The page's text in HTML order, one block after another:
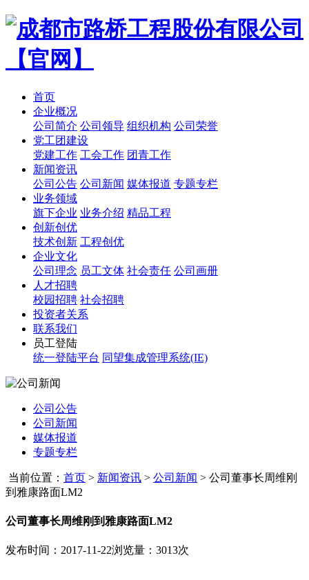
首页
企业概况
公司简介 公司领导 组织机构 公司荣誉
党工团建设
党建工作 工会工作 团青工作
新闻资讯
公司公告 公司新闻 媒体报道 专题专栏
业务领域
旗下企业 业务介绍 精品工程
创新创优
技术创新 工程创优
企业文化
公司理念 员工文体 社会责任 公司画册
人才招聘
校园招聘 社会招聘
投资者关系
联系我们
员工登陆
统一登陆平台 同望集成管理系统(IE)
公司公告
公司新闻
媒体报道
专题专栏
当前位置： 首页 > 新闻资讯 > 公司新闻 > 公司董事长周维刚
到雅康路面LM2
公司董事长周维刚到雅康路面LM2
发布时间：2017-11-22浏览量：3013次